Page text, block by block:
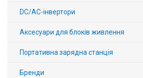
DC/AC-інвертори
Аксесуари для блоків живлення
Портативна зарядна станція
Бренди